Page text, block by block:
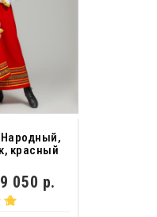
красный
9 050 р.